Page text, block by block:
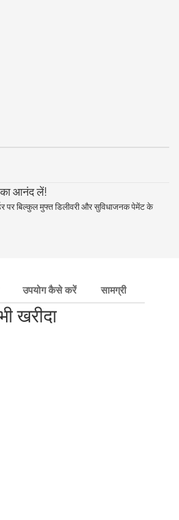
का आनंद लें!
बिल्कुल मुफ्त डिलीवरी और सुविधाजनक पेमेंट के
उपयोग कैसे करें सामग्री
खरीदा